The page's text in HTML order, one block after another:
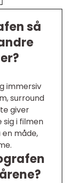
så
immersiv
surround
giver
i filmen
måde,